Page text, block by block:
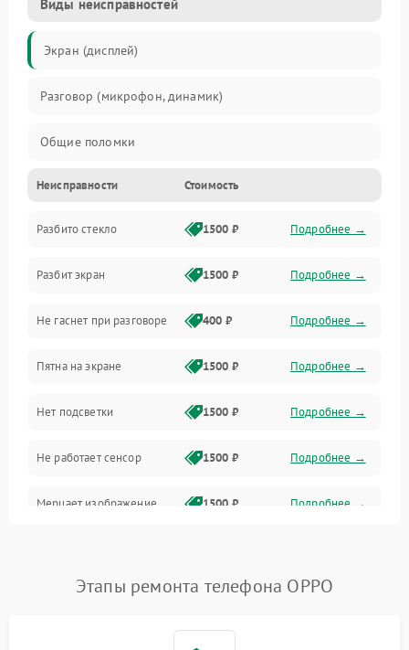
Виды неисправностей
Экран (дисплей)
Разговор (микрофон, динамик)
Общие поломки
Проблемы связи
Камеры
Проблемы с дисплеем и сенсором
Зарядка
Проблемы с питанием, зарядкой и аккумулятором
Проблемы с работой системы, корпусом и другие
Неисправности Стоимость
Разбито стекло 1500 ₽ Подробнее →
Разбит экран 1500 ₽ Подробнее →
Не гаснет при разговоре 400 ₽ Подробнее →
Пятна на экране 1500 ₽ Подробнее →
Нет подсветки 1500 ₽ Подробнее →
Не работает сенсор 1500 ₽ Подробнее →
Мерцает изображение 1500 ₽ Подробнее →
Не работает Face ID 4000 ₽ Подробнее →
Этапы ремонта телефона OPPO